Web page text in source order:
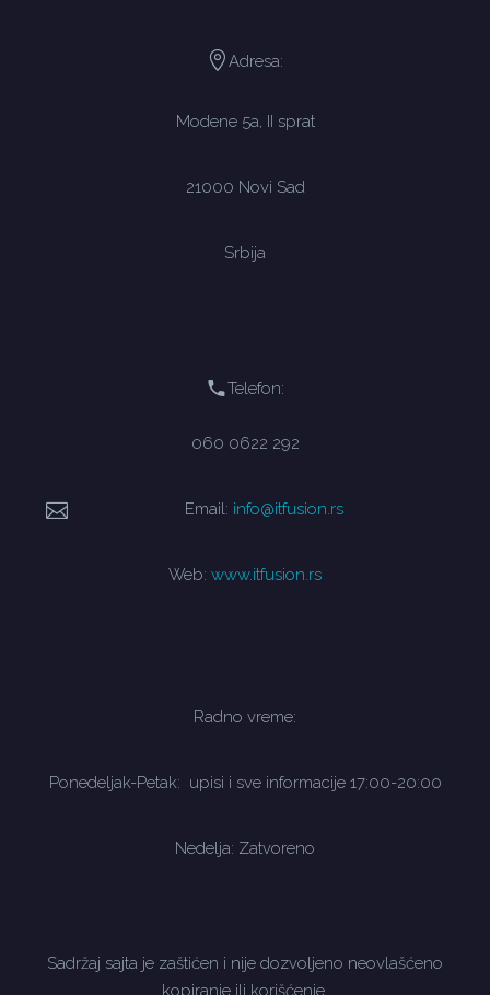
Adresa:
Modene 5a, II sprat
21000 Novi Sad
Srbija
Telefon:
060 0622 292
Email: info@itfusion.rs
Web: www.itfusion.rs
Radno vreme:
Ponedeljak-Petak: upisi i sve informacije 17:00-20:00
Nedelja: Zatvoreno
Sadržaj sajta je zaštićen i nije dozvoljeno neovlašćeno
kopiranje ili korišćenje.